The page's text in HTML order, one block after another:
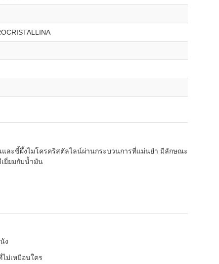
ละขี้ผึ้งไมโครคริสตัลไลน์ผ่านกระบวนการที่แม่นยำ มีลักษณะ
เยี่ยมกับน้ำมัน
ง
ม่เหมือนใคร